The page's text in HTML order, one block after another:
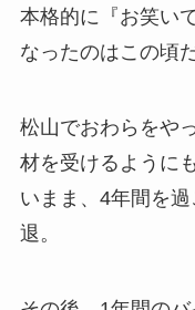
本格的に『お笑い
なったのはこの頃
松山でおわらをや
材を受けるように
いまま、4年間を
退。